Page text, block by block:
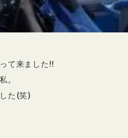
て来ました!!
。
た(笑)